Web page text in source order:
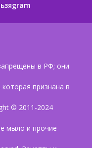
в РФ; они
признана в
© 2011-2024
мыло и прочие